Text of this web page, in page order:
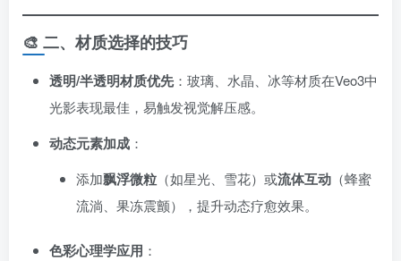
🎨 ​ 二、材质选择的技巧
透明/半透明材质优先​：玻璃、水晶、冰等材质在Veo3中
光影表现最佳，易触发视觉解压感。
动态元素加成 ​：
添加飘浮微粒 ​（如星光、雪花）或流体互动 ​（蜂蜜
流淌、果冻震颤），提升动态疗愈效果。
色彩心理学应用 ​：